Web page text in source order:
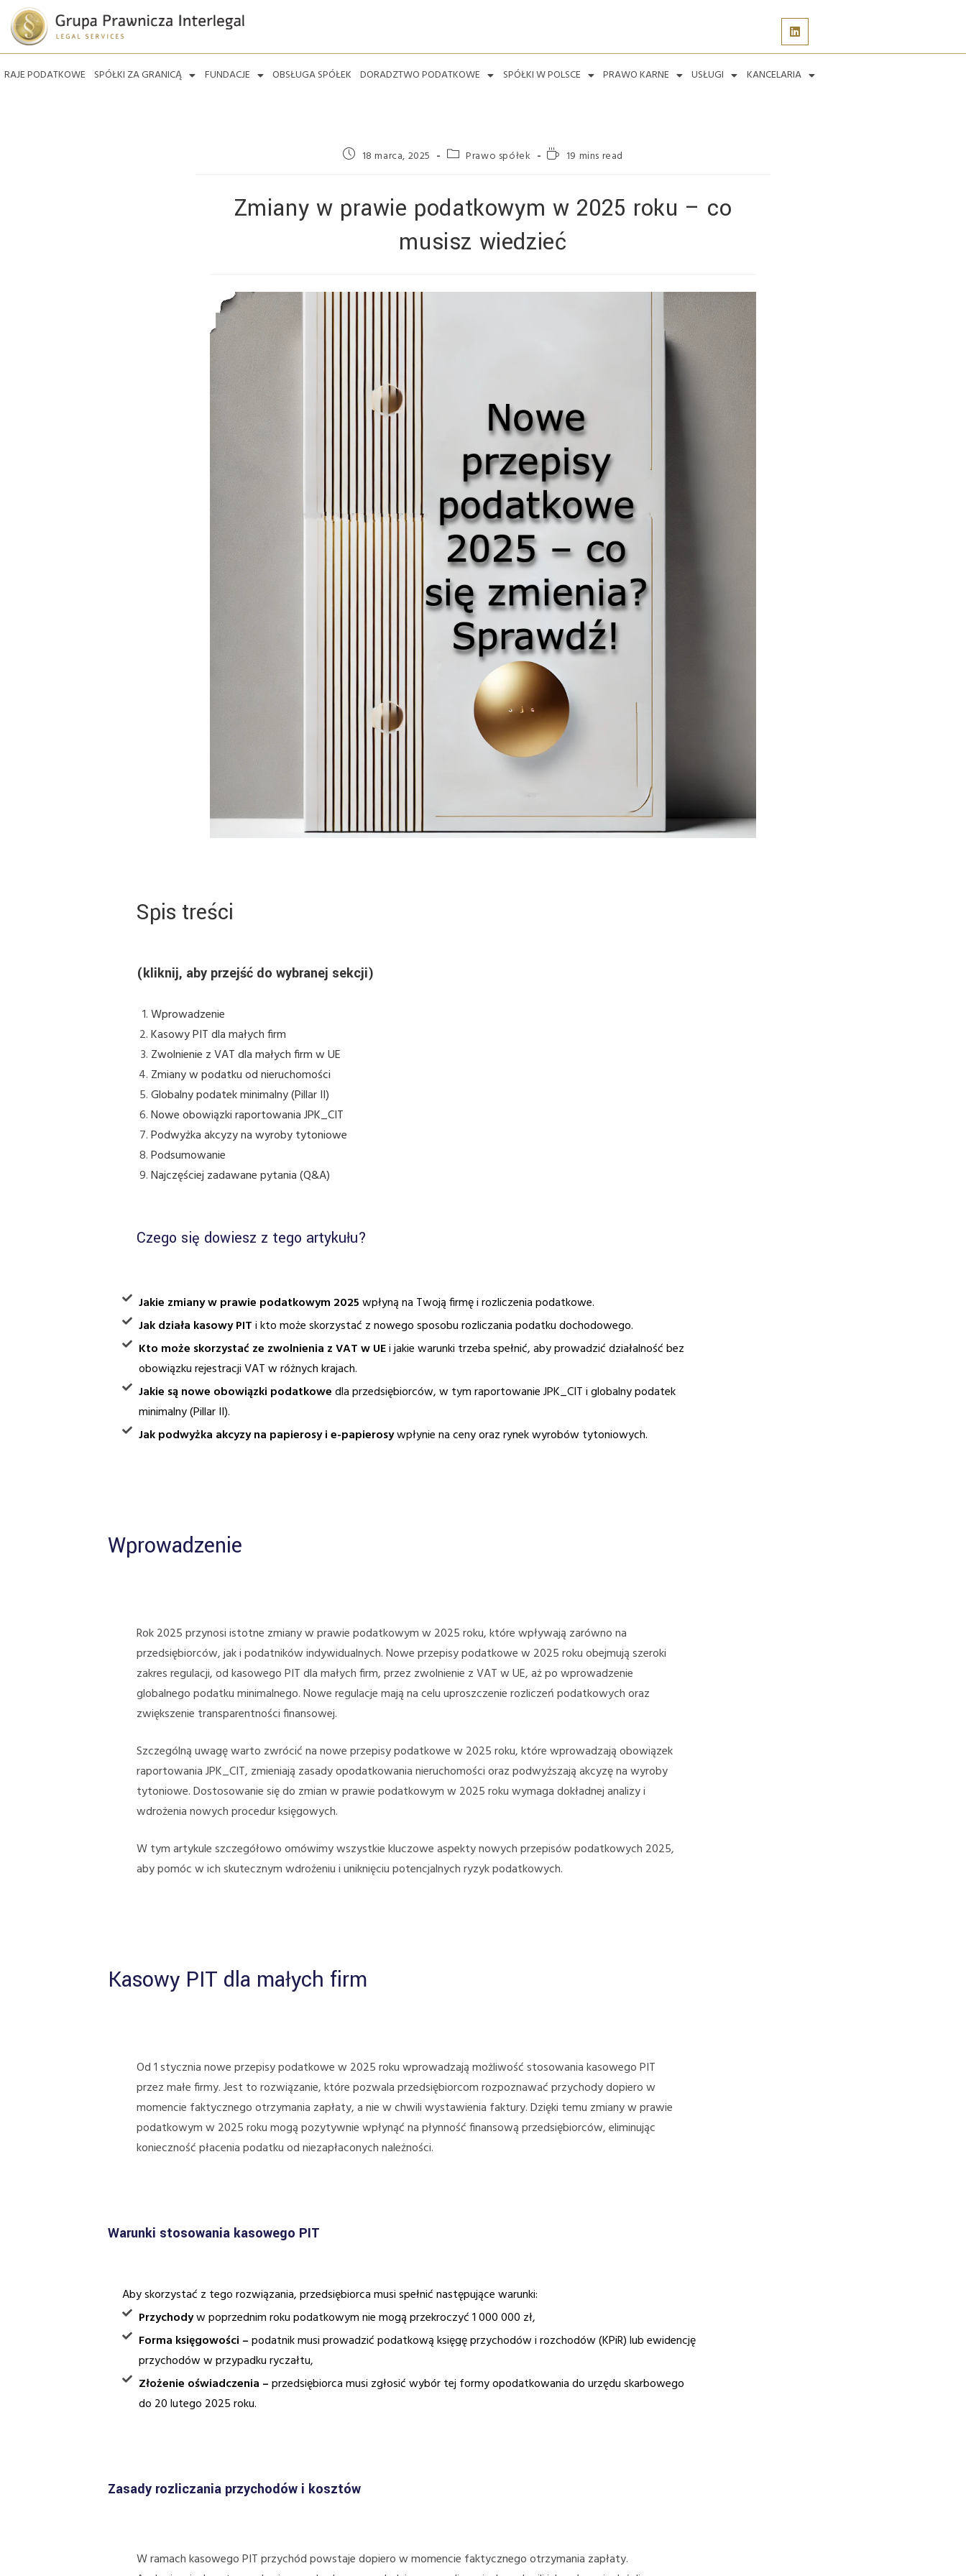
RAJE PODATKOWE SPÓŁKI ZA GRANICĄ FUNDACJE OBSŁUGA SPÓŁEK DORADZTWO PODATKOWE SPÓŁKI W POLSCE PRAWO KARNE USŁUGI KANCELARIA
18 marca, 2025 Prawo spółek 19 mins read
Zmiany w prawie podatkowym w 2025 roku – co
musisz wiedzieć
Spis treści
(kliknij, aby przejść do wybranej sekcji)
Wprowadzenie
Kasowy PIT dla małych firm
Zwolnienie z VAT dla małych firm w UE
Zmiany w podatku od nieruchomości
Globalny podatek minimalny (Pillar II)
Nowe obowiązki raportowania JPK_CIT
Podwyżka akcyzy na wyroby tytoniowe
Podsumowanie
Najczęściej zadawane pytania (Q&A)
Czego się dowiesz z tego artykułu?
Jakie zmiany w prawie podatkowym 2025wpłyną na Twoją firmę i rozliczenia podatkowe.
Jak działa kasowy PITi kto może skorzystać z nowego sposobu rozliczania podatku dochodowego.
Kto może skorzystać ze zwolnienia z VAT w UEi jakie warunki trzeba spełnić, aby prowadzić działalność bez
obowiązku rejestracji VAT w różnych krajach.
Jakie są nowe obowiązki podatkowedla przedsiębiorców, w tym raportowanie JPK_CIT i globalny podatek
minimalny (Pillar II).
Jak podwyżka akcyzy na papierosy i e-papierosywpłynie na ceny oraz rynek wyrobów tytoniowych.
Wprowadzenie
Rok 2025 przynosi istotne zmiany w prawie podatkowym w 2025 roku, które wpływają zarówno na
przedsiębiorców, jak i podatników indywidualnych. Nowe przepisy podatkowe w 2025 roku obejmują szeroki
zakres regulacji, od kasowego PIT dla małych firm, przez zwolnienie z VAT w UE, aż po wprowadzenie
globalnego podatku minimalnego. Nowe regulacje mają na celu uproszczenie rozliczeń podatkowych oraz
zwiększenie transparentności finansowej.
Szczególną uwagę warto zwrócić na nowe przepisy podatkowe w 2025 roku, które wprowadzają obowiązek
raportowania JPK_CIT, zmieniają zasady opodatkowania nieruchomości oraz podwyższają akcyzę na wyroby
tytoniowe. Dostosowanie się do zmian w prawie podatkowym w 2025 roku wymaga dokładnej analizy i
wdrożenia nowych procedur księgowych.
W tym artykule szczegółowo omówimy wszystkie kluczowe aspekty nowych przepisów podatkowych 2025,
aby pomóc w ich skutecznym wdrożeniu i uniknięciu potencjalnych ryzyk podatkowych.
Kasowy PIT dla małych firm
Od 1 stycznia nowe przepisy podatkowe w 2025 roku wprowadzają możliwość stosowania kasowego PIT
przez małe firmy. Jest to rozwiązanie, które pozwala przedsiębiorcom rozpoznawać przychody dopiero w
momencie faktycznego otrzymania zapłaty, a nie w chwili wystawienia faktury. Dzięki temu zmiany w prawie
podatkowym w 2025 roku mogą pozytywnie wpłynąć na płynność finansową przedsiębiorców, eliminując
konieczność płacenia podatku od niezapłaconych należności.
Warunki stosowania kasowego PIT
Aby skorzystać z tego rozwiązania, przedsiębiorca musi spełnić następujące warunki:
Przychodyw poprzednim roku podatkowym nie mogą przekroczyć 1 000 000 zł,
Forma księgowości –podatnik musi prowadzić podatkową księgę przychodów i rozchodów (KPiR) lub ewidencję
przychodów w przypadku ryczałtu,
Złożenie oświadczenia –przedsiębiorca musi zgłosić wybór tej formy opodatkowania do urzędu skarbowego
do 20 lutego 2025 roku.
Zasady rozliczania przychodów i kosztów
W ramach kasowego PIT przychód powstaje dopiero w momencie faktycznego otrzymania zapłaty.